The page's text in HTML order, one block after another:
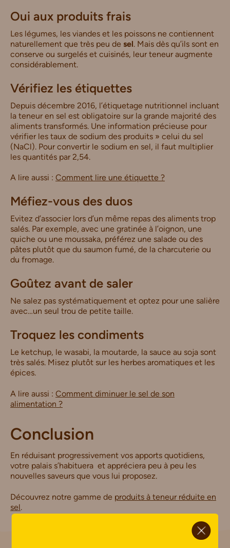
Oui aux produits frais
Les légumes, les viandes et les poissons ne contiennent
naturellement que très peu de sel. Mais dès qu’ils sont en
conserve ou surgelés et cuisinés, leur teneur augmente
considérablement.
Vérifiez les étiquettes
Depuis décembre 2016, l’étiquetage nutritionnel incluant
la teneur en sel est obligatoire sur la grande majorité des
aliments transformés. Une information précieuse pour
vérifier les taux de sodium des produits » celui du sel
(NaCl). Pour convertir le sodium en sel, il faut multiplier
les quantités par 2,54.
A lire aussi : Comment lire une étiquette ?
Méfiez-vous des duos
Evitez d’associer lors d’un même repas des aliments trop
salés. Par exemple, avec une gratinée à l’oignon, une
quiche ou une moussaka, préférez une salade ou des
pâtes plutôt que du saumon fumé, de la charcuterie ou
du fromage.
Goûtez avant de saler
Ne salez pas systématiquement et optez pour une salière
avec…un seul trou de petite taille.
Troquez les condiments
Le ketchup, le wasabi, la moutarde, la sauce au soja sont
très salés. Misez plutôt sur les herbes aromatiques et les
épices.
A lire aussi : Comment diminuer le sel de son
alimentation ?
Conclusion
En réduisant progressivement vos apports quotidiens,
votre palais s’habituera et appréciera peu à peu les
nouvelles saveurs que vous lui proposez.
Découvrez notre gamme de produits à teneur réduite en
sel.